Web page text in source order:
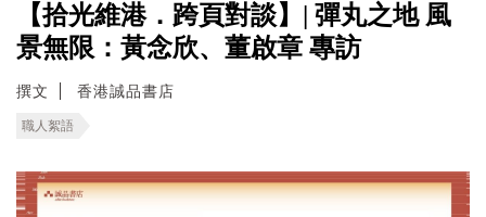
【拾光維港．跨頁對談】| 彈丸之地 風
景無限：黃念欣、董啟章 專訪
撰文 香港誠品書店
職人絮語